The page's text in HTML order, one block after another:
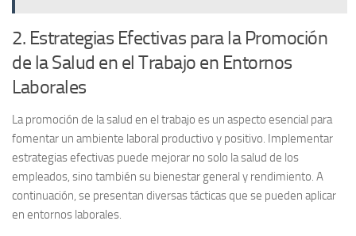
2. Estrategias Efectivas para la Promoción
de la Salud en el Trabajo en Entornos
Laborales
La promoción de la salud en el trabajo es un aspecto esencial para
fomentar un ambiente laboral productivo y positivo. Implementar
estrategias efectivas puede mejorar no solo la salud de los
empleados, sino también su bienestar general y rendimiento. A
continuación, se presentan diversas tácticas que se pueden aplicar
en entornos laborales.